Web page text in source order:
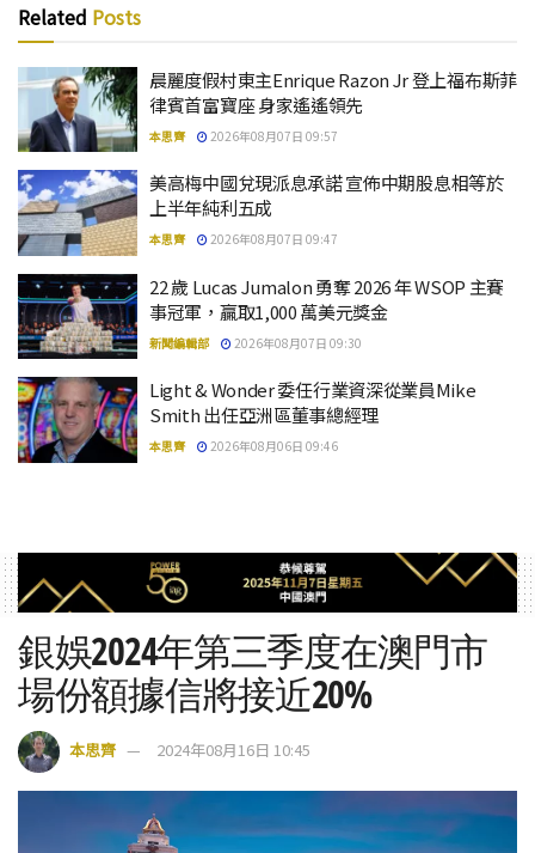
Related Posts
晨麗度假村東主Enrique Razon Jr 登上福布斯菲
律賓首富寶座 身家遙遙領先
本思齊 2026年08月07日 09:57
美高梅中國兌現派息承諾 宣佈中期股息相等於
上半年純利五成
本思齊 2026年08月07日 09:47
22 歲 Lucas Jumalon 勇奪 2026 年 WSOP 主賽
事冠軍，贏取1,000 萬美元獎金
新聞編輯部 2026年08月07日 09:30
Light & Wonder 委任行業資深從業員Mike
Smith 出任亞洲區董事總經理
本思齊 2026年08月06日 09:46
銀娛2024年第三季度在澳門市
場份額據信將接近20%
本思齊 2024年08月16日 10:45